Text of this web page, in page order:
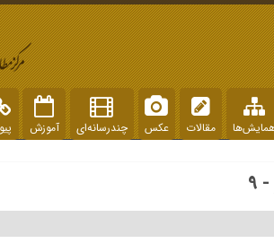
مقالات عکس چندرسانه‌ای آموزش